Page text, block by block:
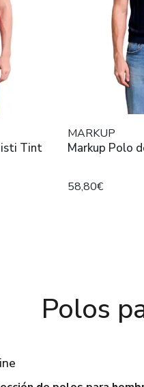
Tint
MARKUP
Markup Polo
58,80€
Polos